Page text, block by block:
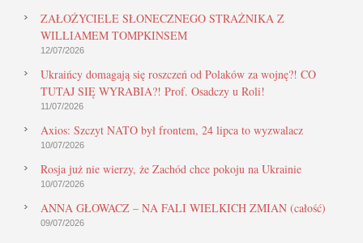
ZAŁOŻYCIELE SŁONECZNEGO STRAŻNIKA Z
WILLIAMEM TOMPKINSEM
12/07/2026
Ukraińcy domagają się roszczeń od Polaków za wojnę?! CO
TUTAJ SIĘ WYRABIA?! Prof. Osadczy u Roli!
11/07/2026
Axios: Szczyt NATO był frontem, 24 lipca to wyzwalacz
10/07/2026
Rosja już nie wierzy, że Zachód chce pokoju na Ukrainie
10/07/2026
ANNA GŁOWACZ – NA FALI WIELKICH ZMIAN (całość)
09/07/2026